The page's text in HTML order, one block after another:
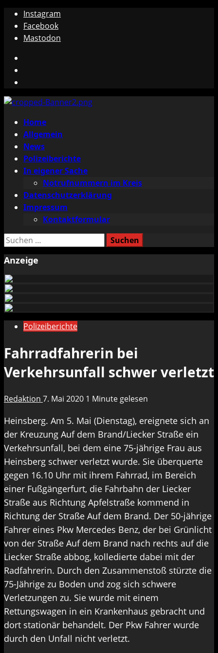
Zum
Inhalt
springen
Instagram
Facebook
Mastodon
Primäres
Menü
Home
Allgemein
News
Polizeiberichte
In eigener Sache
Notrufnummern im Kreis
Datenschutzerklärung
Impressum
Kontaktformular
Suchen
Anzeige
Polizeiberichte
Fahrradfahrerin bei
Verkehrsunfall schwer verletzt
Redaktion 7. Mai 2020 1 Minute gelesen
Heinsberg. Am 5. Mai (Dienstag), ereignete sich an
der Kreuzung Auf dem Brand/Liecker Straße ein
Verkehrsunfall, bei dem eine 75-jährige Frau aus
Heinsberg schwer verletzt wurde. Sie überquerte
gegen 16.10 Uhr mit ihrem Fahrrad, im Bereich
einer Fußgängerfurt, die Fahrbahn der Liecker
Straße aus Richtung Apfelstraße kommend in
Richtung der Straße Auf dem Brand. Der 50-jährige
Fahrer eines Pkw Mercedes Benz, der bei Grünlicht
von der Straße Auf dem Brand nach rechts auf die
Liecker Straße abbog, kolledierte dabei mit der
Radfahrerin. Durch den Zusammenstoß stürzte die
75-Jährige zu Boden und zog sich schwere
Verletzungen zu. Sie wurde mit einem
Rettungswagen in ein Krankenhaus gebracht und
dort stationär behandelt. Der Pkw Fahrer wurde
durch den Unfall nicht verletzt.